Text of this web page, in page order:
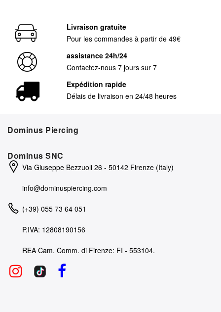
Livraison gratuite
Pour les commandes à partir de 49€
assistance 24h/24
Contactez-nous 7 jours sur 7
Expédition rapide
Délais de livraison en 24/48 heures
Dominus Piercing
Dominus SNC
Via Giuseppe Bezzuoli 26 - 50142 Firenze (Italy)
info@dominuspiercing.com
(+39) 055 73 64 051
P.IVA: 12808190156
REA Cam. Comm. di Firenze: FI - 553104.